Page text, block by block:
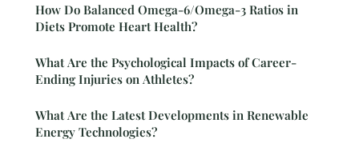
How Do Balanced Omega-6/Omega-3 Ratios in
Diets Promote Heart Health?
What Are the Psychological Impacts of Career-
Ending Injuries on Athletes?
What Are the Latest Developments in Renewable
Energy Technologies?